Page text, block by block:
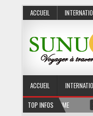
ACCUEIL
ACCUEIL
TOP INFOS2026-06-30